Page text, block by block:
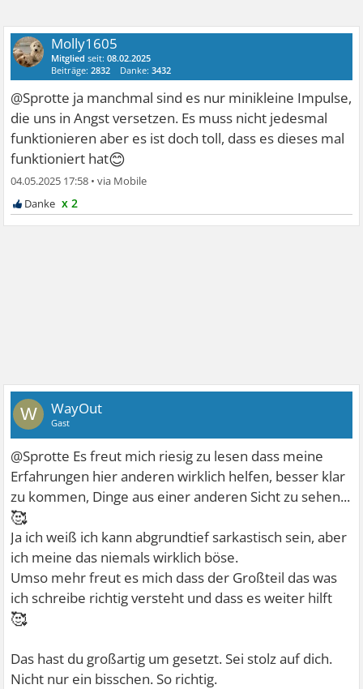
Molly1605
Mitglied seit:08.02.2025
Beiträge:2832 Danke:3432
@Sprotte ja manchmal sind es nur minikleine Impulse,
die uns in Angst versetzen. Es muss nicht jedesmal
funktionieren aber es ist doch toll, dass es dieses mal
funktioniert hat😊
04.05.2025 17:58 •
x 2
W WayOut
Gast
@Sprotte Es freut mich riesig zu lesen dass meine
Erfahrungen hier anderen wirklich helfen, besser klar
zu kommen, Dinge aus einer anderen Sicht zu sehen...
🥰
Ja ich weiß ich kann abgrundtief sarkastisch sein, aber
ich meine das niemals wirklich böse.
Umso mehr freut es mich dass der Großteil das was
ich schreibe richtig versteht und dass es weiter hilft
🥰
Das hast du großartig um gesetzt. Sei stolz auf dich.
Nicht nur ein bisschen. So richtig.